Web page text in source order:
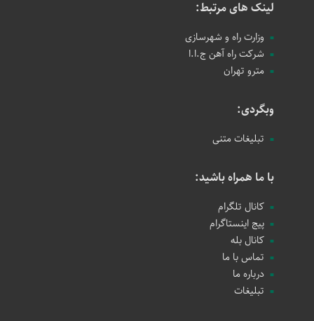
لینک های مرتبط:
وزارت راه و شهرسازی
شرکت راه آهن ج.ا.ا
مترو تهران
وبگردی:
تبلیغات متنی
با ما همراه باشید:
کانال تلگرام
پیج اینستاگرام
کانال بله
تماس با ما
درباره ما
تبلیغات